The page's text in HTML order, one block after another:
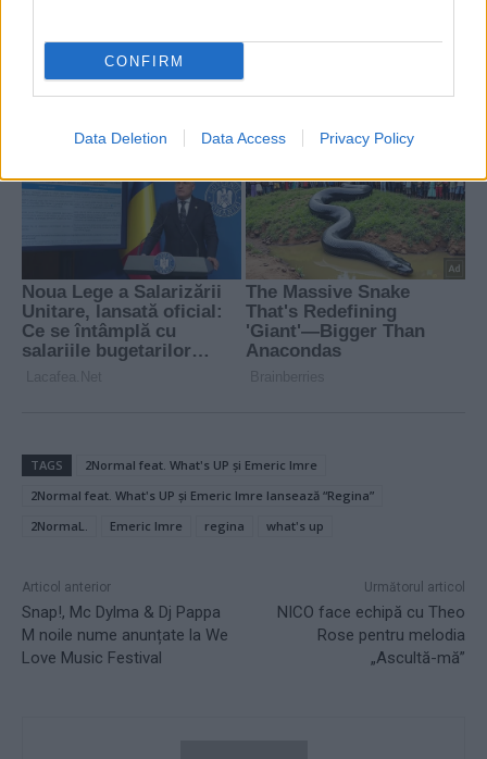
CONFIRM
Data Deletion Data Access Privacy Policy
TAGS
2Normal feat. What's UP și Emeric Imre
2Normal feat. What's UP și Emeric Imre lansează “Regina”
2NormaL.
Emeric Imre regina what's up
Articol anterior
Snap!, Mc Dylma & Dj Pappa
M noile nume anunțate la We
Love Music Festival
Următorul articol
NICO face echipă cu Theo
Rose pentru melodia
„Ascultă-mă”